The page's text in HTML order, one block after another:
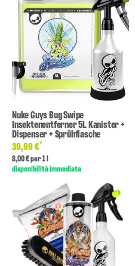
Nuke Guys Bug Swipe
Insektenentferner 5L Kanister +
Dispenser + Sprühflasche
39,99 €*
8,00 € per 1 l
disponibilità immediata